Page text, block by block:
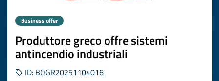
Business offer
Produttore greco offre sistemi
antincendio industriali
ID: BOGR20251104016